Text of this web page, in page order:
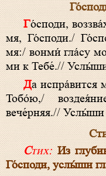
Го́споди, воззва́х к Тебе́, услы́ши мя./ Услы́ши
мя, Го́споди./
мя:/ вонми́ гла́су
ми к Тебе́.//
Да испра́вится моли́тва моя́,/ я́ко кади́ло пред
Тобо́ю,/
вече́рняя.//
Стих: Из
Го́споди, услы́ши